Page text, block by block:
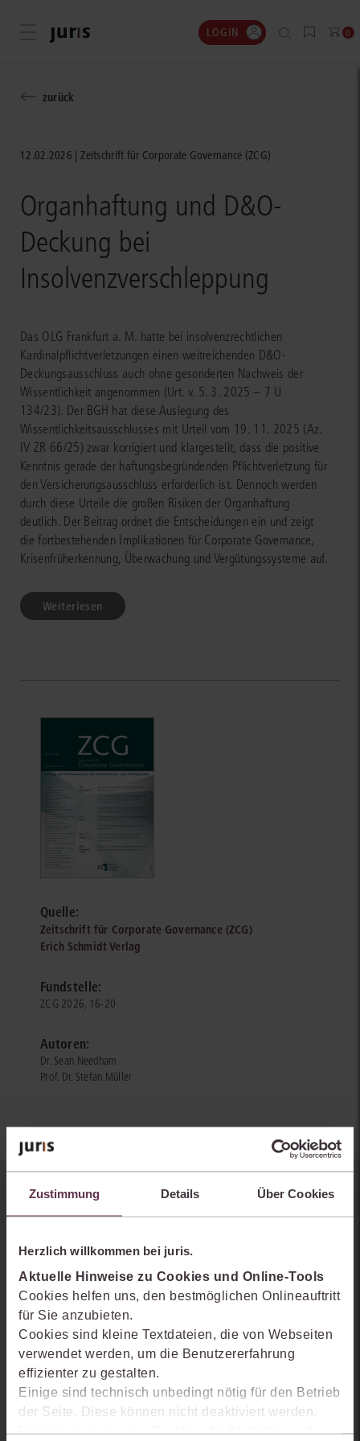
Zustimmung Details Über Cookies
Herzlich willkommen bei juris.
Aktuelle Hinweise zu Cookies und Online-Tools
Cookies helfen uns, den bestmöglichen Onlineauftritt
für Sie anzubieten.
Cookies sind kleine Textdateien, die von Webseiten
verwendet werden, um die Benutzererfahrung
effizienter zu gestalten.
Einige sind technisch unbedingt nötig für den Betrieb
der Seite. Diese können nicht deaktiviert werden.
Der Verwendung von Cookies, die Marketing- oder
Menü öffnen LOGIN 0
zurück
12.02.2026 Zeitschrift für Corporate Governance (ZCG)
Organhaftung und D&O-
Deckung bei
Insolvenzverschleppung
Das OLG Frankfurt a. M. hatte bei insolvenzrechtlichen
Kardinalpflichtverletzungen einen weitreichenden D&O-
Deckungsausschluss auch ohne gesonderten Nachweis der
Wissentlichkeit angenommen (Urt. v. 5. 3. 2025 – 7 U
134/23). Der BGH hat diese Auslegung des
Wissentlichkeitsausschlusses mit Urteil vom 19. 11. 2025 (Az.
IV ZR 66/25) zwar korrigiert und klargestellt, dass die positive
Kenntnis gerade der haftungsbegründenden Pflichtverletzung für
den Versicherungsausschluss erforderlich ist. Dennoch werden
durch diese Urteile die großen Risiken der Organhaftung
deutlich. Der Beitrag ordnet die Entscheidungen ein und zeigt
die fortbestehenden Implikationen für Corporate Governance,
Krisenfrüherkennung, Überwachung und Vergütungssysteme auf.
Weiterlesen
Quelle:
Zeitschrift für Corporate Governance (ZCG)
Erich Schmidt Verlag
Fundstelle:
ZCG 2026, 16-20
Autoren:
Dr. Sean Needham
Prof. Dr. Stefan Müller
Sie kennen juris noch nicht?
Praxiswissensmanagement der Zukunft gestaltet, welche
Möglichkeiten Ihnen das juris Portal bietet und wie mit juris Ihre
Arbeitsprozesse einfacher und effizienter werden.